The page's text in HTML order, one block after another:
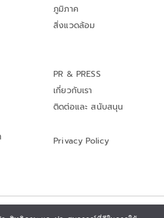
ภูมิภาค
สิ่งแวดล้อม
PR & PRESS
เกี่ยวกับเรา
ติดต่อและ สนับสนุน
Privacy Policy